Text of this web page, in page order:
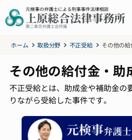
ホーム 取扱分野 不正受給 その他の
その他の給付金・助
不正受給とは、助成金や補助金の
りながら受給した事件です。